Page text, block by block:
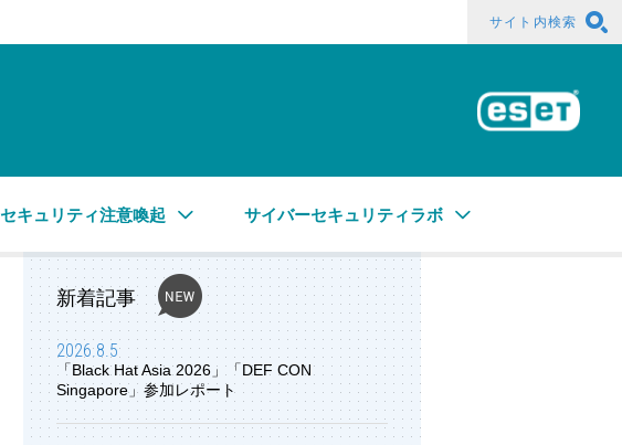
サイト内検索
セキュリティ注意喚起 サイバーセキュリティラボ
新着記事
2026.8.5
「Black Hat Asia 2026」「DEF CON
Singapore」参加レポート